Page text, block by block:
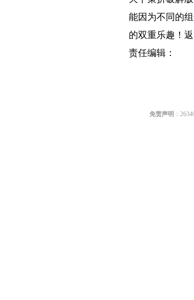
能因为不同的
的双重乐趣！
责任编辑：
免责声明 ：